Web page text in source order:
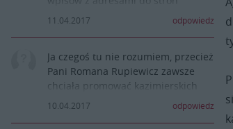
internetowych??? Zmieniliście
przeszkadza? Trochę konsewkencji!
11.04.2017 odpowiedz
Ja czegoś tu nie rozumiem, przecież
Pani Romana Rupiewicz zawsze
chciała promować kazimierskich
artystów i wspierała inicjatywę
otwarcia sklepu internetowego
10.04.2017 odpowiedz